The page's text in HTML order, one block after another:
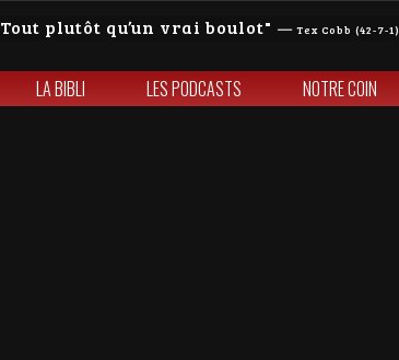
Tout plutôt qu’un vrai boulot — Tex Cobb (42-7-1)
LA BIBLI LES PODCASTS NOTRE COIN